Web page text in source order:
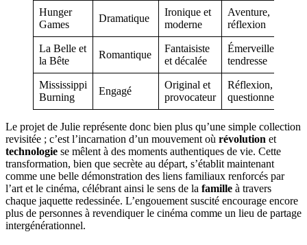
Hunger
Games
Dramatique
Ironique et
moderne
Aventure,
réflexion
La Belle et
la Bête
Romantique
Fantaisiste
et décalée
Émerveillement,
tendresse
Mississippi
Burning
Engagé
Original et
provocateur
Réflexion,
questionnement
Le projet de Julie représente donc bien plus qu’une simple collection
revisitée ; c’est l’incarnation d’un mouvement où révolution et
technologie se mêlent à des moments authentiques de vie. Cette
transformation, bien que secrète au départ, s’établit maintenant
comme une belle démonstration des liens familiaux renforcés par
l’art et le cinéma, célébrant ainsi le sens de la famille à travers
chaque jaquette redessinée. L’engouement suscité encourage encore
plus de personnes à revendiquer le cinéma comme un lieu de partage
intergénérationnel.